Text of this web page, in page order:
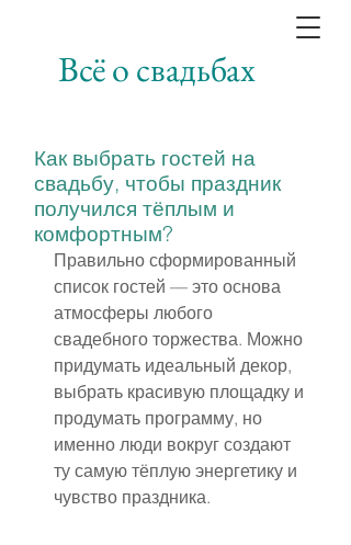
Всё о свадьбах
Как выбрать гостей на
свадьбу, чтобы праздник
получился тёплым и
комфортным?
Правильно сформированный
список гостей — это основа
атмосферы любого
свадебного торжества. Можно
придумать идеальный декор,
выбрать красивую площадку и
продумать программу, но
именно люди вокруг создают
ту самую тёплую энергетику и
чувство праздника.